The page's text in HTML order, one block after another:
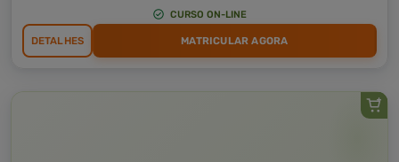
CURSO ON-LINE
DETALHES MATRICULAR AGORA